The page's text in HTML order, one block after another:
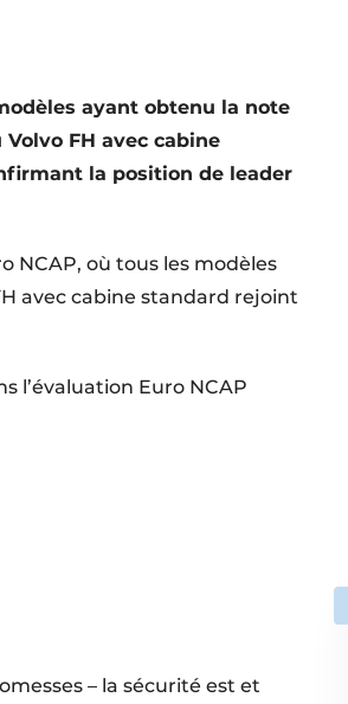
ayant obtenu la note
FH avec cabine
la position de leader
NCAP, où tous les modèles
avec cabine standard rejoint
l’évaluation Euro NCAP
– la sécurité est et